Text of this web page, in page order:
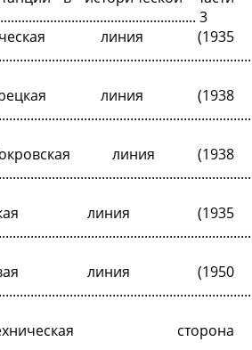
3
линия (1935
линия (1938
линия (1938
линия (1935
линия (1950
сторона